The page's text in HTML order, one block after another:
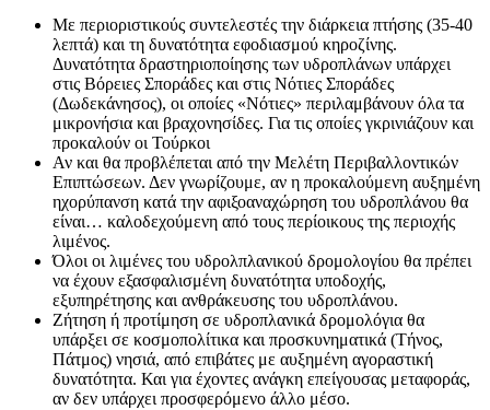
Με περιοριστικούς συντελεστές την διάρκεια πτήσης (35-40
λεπτά) και τη δυνατότητα εφοδιασμού κηροζίνης.
Δυνατότητα δραστηριοποίησης των υδροπλάνων υπάρχει
στις Βόρειες Σποράδες και στις Νότιες Σποράδες
(Δωδεκάνησος), οι οποίες «Νότιες» περιλαμβάνουν όλα τα
μικρονήσια και βραχονησίδες. Για τις οποίες γκρινιάζουν και
προκαλούν οι Τούρκοι
Αν και θα προβλέπεται από την Μελέτη Περιβαλλοντικών
Επιπτώσεων. Δεν γνωρίζουμε, αν η προκαλούμενη αυξημένη
ηχορύπανση κατά την αφιξοαναχώρηση του υδροπλάνου θα
είναι… καλοδεχούμενη από τους περίοικους της περιοχής
λιμένος.
Όλοι οι λιμένες του υδρολπλανικού δρομολογίου θα πρέπει
να έχουν εξασφαλισμένη δυνατότητα υποδοχής,
εξυπηρέτησης και ανθράκευσης του υδροπλάνου.
Ζήτηση ή προτίμηση σε υδροπλανικά δρομολόγια θα
υπάρξει σε κοσμοπολίτικα και προσκυνηματικά (Τήνος,
Πάτμος) νησιά, από επιβάτες με αυξημένη αγοραστική
δυνατότητα. Και για έχοντες ανάγκη επείγουσας μεταφοράς,
αν δεν υπάρχει προσφερόμενο άλλο μέσο.